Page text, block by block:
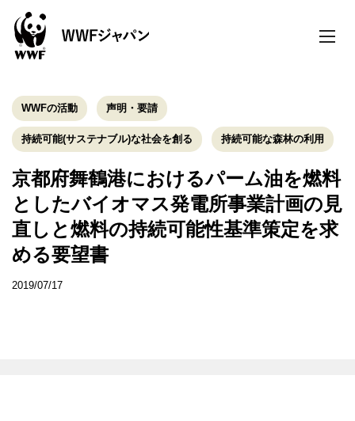
toggle
WWFの活動 声明・要請
持続可能(サステナブル)な社会を創る 持続可能な森林の利用
京都府舞鶴港におけるパーム油を燃料
としたバイオマス発電所事業計画の見
直しと燃料の持続可能性基準策定を求
める要望書
2019/07/17